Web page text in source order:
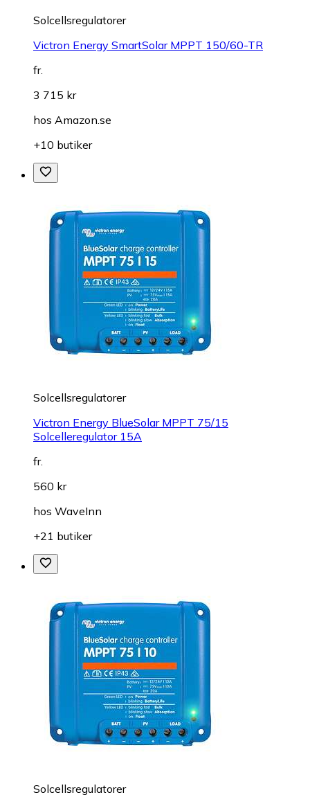
Solcellsregulatorer
Victron Energy SmartSolar MPPT 150/60-TR
fr.
3 715 kr
hos Amazon.se
+10 butiker
Solcellsregulatorer
Victron Energy BlueSolar MPPT 75/15
Solcelleregulator 15A
fr.
560 kr
hos WaveInn
+21 butiker
Solcellsregulatorer